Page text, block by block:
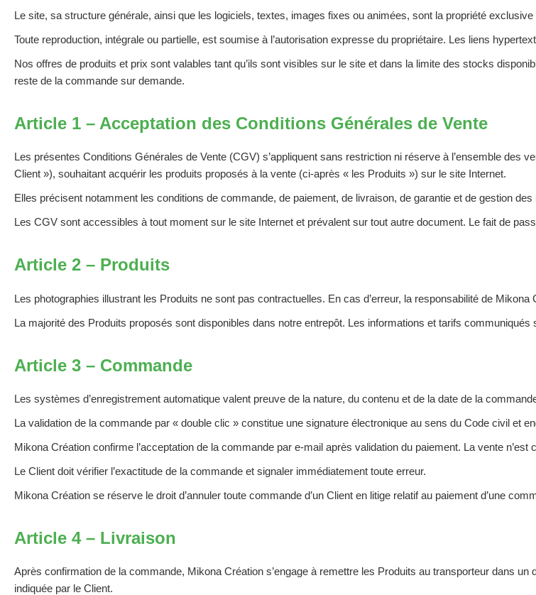
Le site, sa structure générale, ainsi que les logiciels, textes, images fixes ou animées, sont la propriété exclusive
Toute reproduction, intégrale ou partielle, est soumise à l’autorisation expresse du propriétaire. Les liens
Nos offres de produits et prix sont valables tant qu’ils sont visibles sur le site et dans la limite des stocks
reste de la commande sur demande.
Article 1 – Acceptation des Conditions Générales de Vente
Les présentes Conditions Générales de Vente (CGV) s’appliquent sans restriction ni réserve à l’ensemble des
Client »), souhaitant acquérir les produits proposés à la vente (ci-après « les Produits ») sur le site Internet.
Elles précisent notamment les conditions de commande, de paiement, de livraison, de garantie et de gestion
Les CGV sont accessibles à tout moment sur le site Internet et prévalent sur tout autre document. Le fait de
Article 2 – Produits
Les photographies illustrant les Produits ne sont pas contractuelles. En cas d’erreur, la responsabilité de Mikona
La majorité des Produits proposés sont disponibles dans notre entrepôt. Les informations et tarifs
Article 3 – Commande
Les systèmes d’enregistrement automatique valent preuve de la nature, du contenu et de la date de la
La validation de la commande par « double clic » constitue une signature électronique au sens du Code civil et
Mikona Création confirme l’acceptation de la commande par e-mail après validation du paiement. La vente n’est
Le Client doit vérifier l’exactitude de la commande et signaler immédiatement toute erreur.
Mikona Création se réserve le droit d’annuler toute commande d’un Client en litige relatif au paiement d’une
Article 4 – Livraison
Après confirmation de la commande, Mikona Création s’engage à remettre les Produits au transporteur dans un
indiquée par le Client.